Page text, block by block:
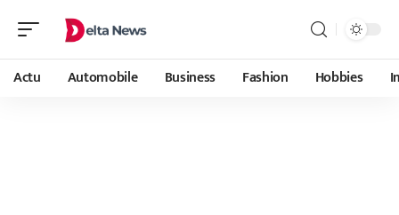
Actu Automobile Business Fashion Hobbies